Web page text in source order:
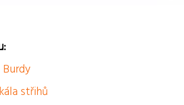
střihů